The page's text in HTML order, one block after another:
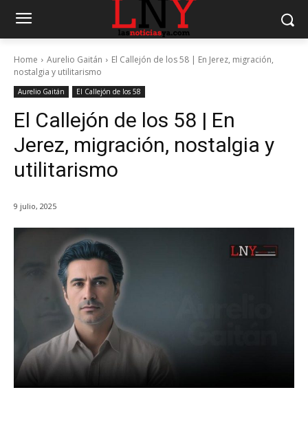
Home Aurelio Gaitán
El Callejón de los 58 | En Jerez, migración,
nostalgia y utilitarismo
Aurelio Gaitán El Callejón de los 58
El Callejón de los 58 | En
Jerez, migración, nostalgia y
utilitarismo
9 julio, 2025